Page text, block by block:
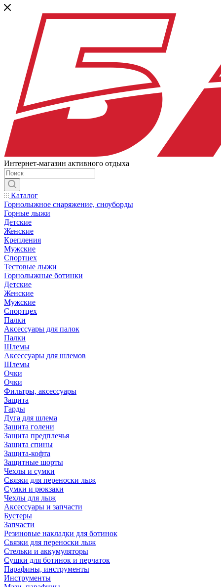
Интернет-магазин активного отдыха
Каталог
Горнолыжное снаряжение, сноуборды
Горные лыжи
Детские
Женские
Крепления
Мужские
Спортцех
Тестовые лыжи
Горнолыжные ботинки
Детские
Женские
Мужские
Спортцех
Палки
Аксессуары для палок
Палки
Шлемы
Аксессуары для шлемов
Шлемы
Очки
Очки
Фильтры, аксессуары
Защита
Гарды
Дуга для шлема
Защита голени
Защита предплечья
Защита спины
Защита-кофта
Защитные шорты
Чехлы и сумки
Связки для переноски лыж
Сумки и рюкзаки
Чехлы для лыж
Аксессуары и запчасти
Бустеры
Запчасти
Резиновые накладки для ботинок
Связки для переноски лыж
Стельки и аккумуляторы
Сушки для ботинок и перчаток
Парафины, инструменты
Инструменты